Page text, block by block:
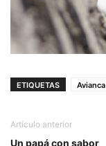
ETIQUETAS Avianca
Artículo anterior
Un papá con sabor